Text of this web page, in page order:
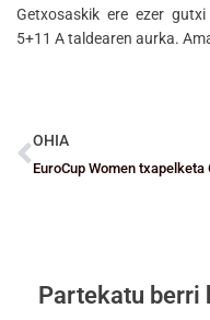
Getxosaskik ere ezer
5+11 A taldearen aurka.
OHIA
Partekatu berri